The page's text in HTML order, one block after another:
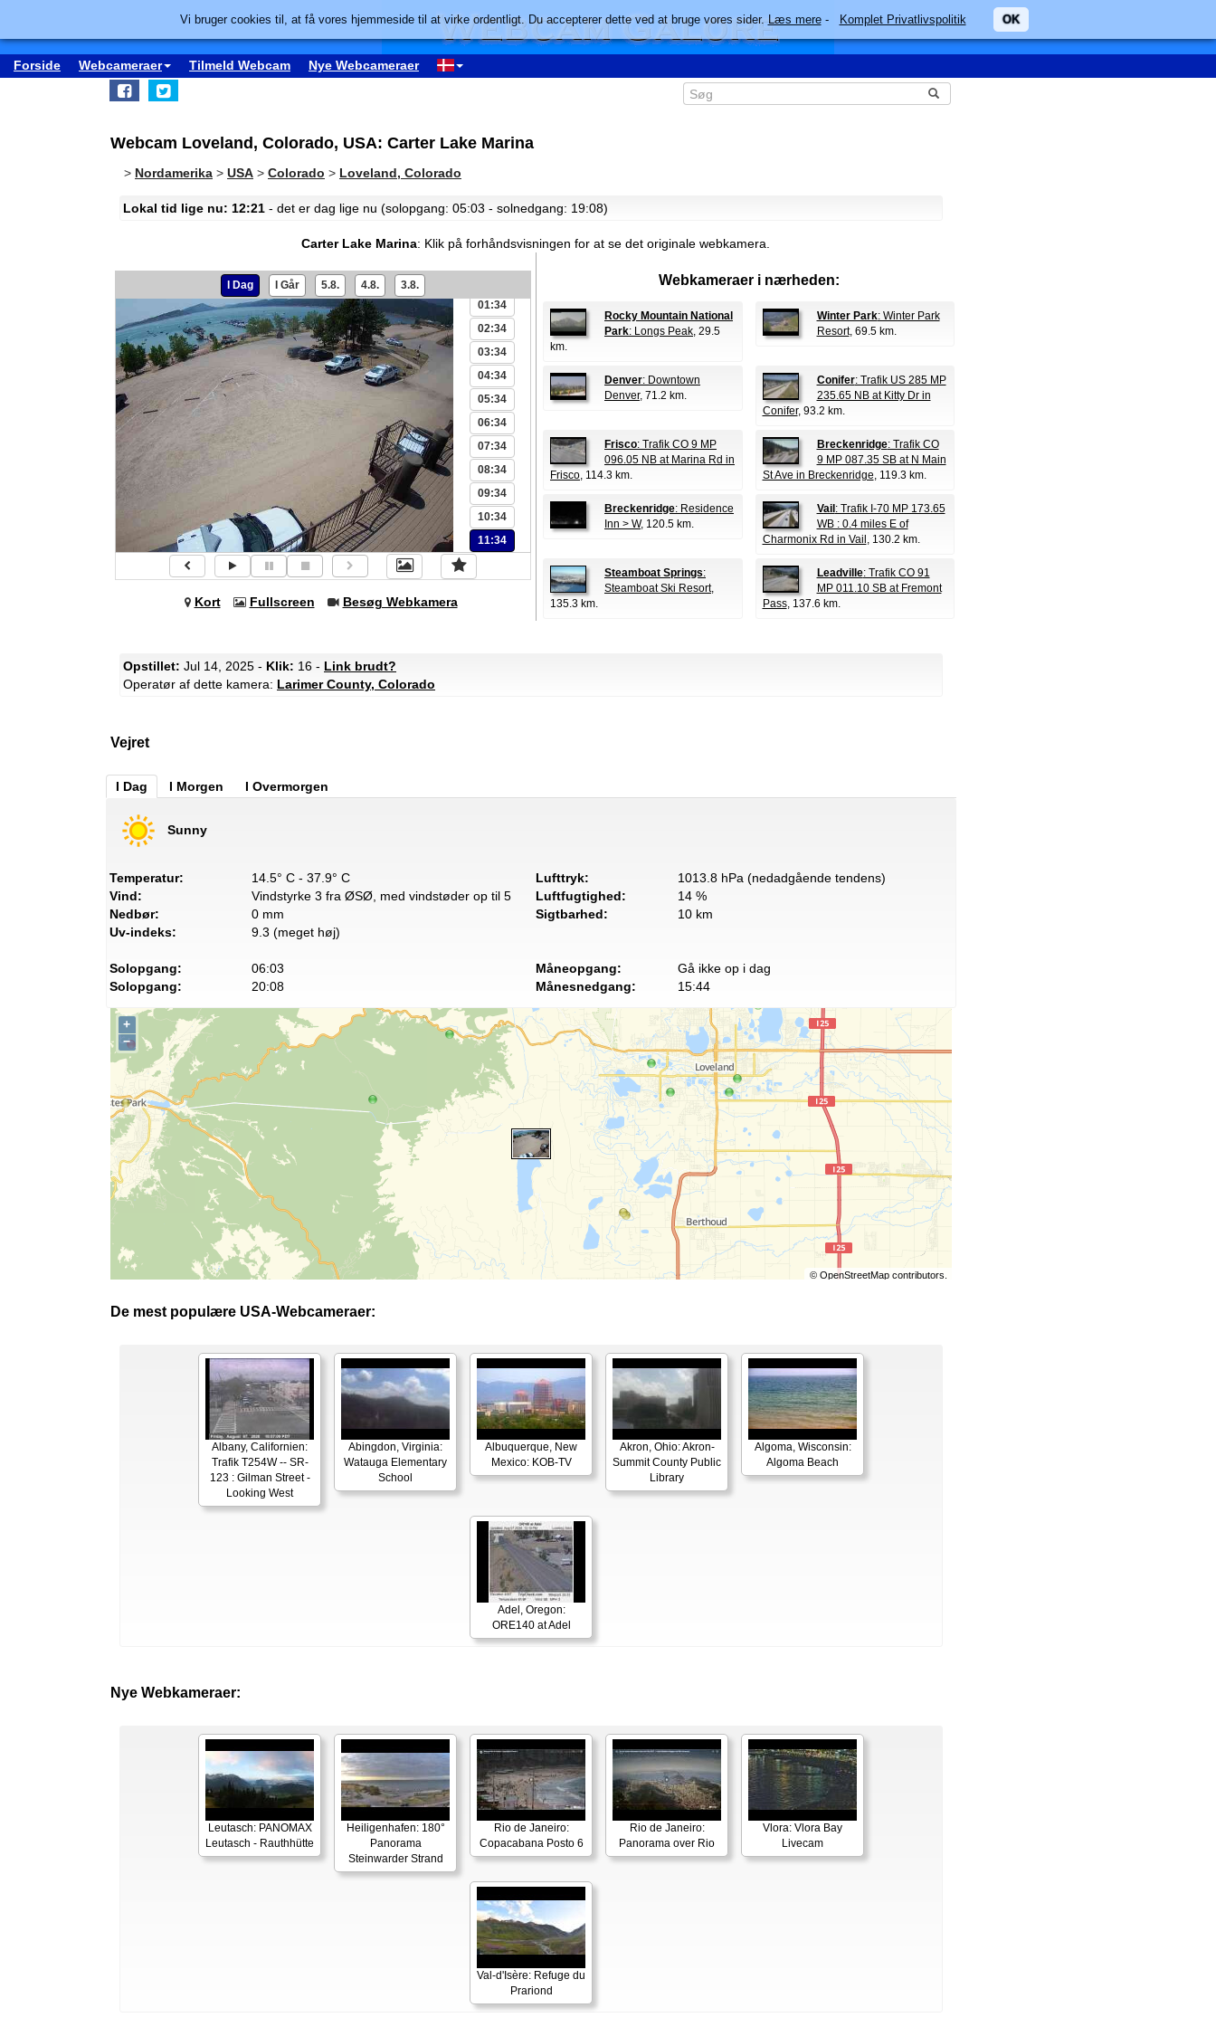
Forside Webcameraer Tilmeld Webcam Nye Webcameraer
Webcam Loveland, Colorado, USA: Carter Lake Marina
> Nordamerika > USA > Colorado > Loveland, Colorado
Lokal tid lige nu: 12:21 - det er dag lige nu (solopgang: 05:03 - solnedgang: 19:08)
Carter Lake Marina: Klik på forhåndsvisningen for at se det originale webkamera.
I Dag I Går 5.8. 4.8. 3.8.
01:34
02:34
03:34
04:34
05:34
06:34
07:34
08:34
09:34
10:34
11:34
Kort Fullscreen Besøg Webkamera
Webkameraer i nærheden:
Rocky Mountain National
Park: Longs Peak, 29.5
km.
Winter Park: Winter Park
Resort, 69.5 km.
Denver: Downtown
Denver, 71.2 km.
Conifer: Trafik US 285 MP
235.65 NB at Kitty Dr in
Conifer, 93.2 km.
Frisco: Trafik CO 9 MP
096.05 NB at Marina Rd in
Frisco, 114.3 km.
Breckenridge: Trafik CO
9 MP 087.35 SB at N Main
St Ave in Breckenridge, 119.3 km.
Breckenridge: Residence
Inn > W, 120.5 km.
Vail : Trafik I-70 MP 173.65
WB : 0.4 miles E of
Charmonix Rd in Vail , 130.2 km.
Steamboat Springs:
Steamboat Ski Resort,
135.3 km.
Leadville: Trafik CO 91
MP 011.10 SB at Fremont
Pass, 137.6 km.
Opstillet: Jul 14, 2025 - Klik: 16 - Link brudt?
Operatør af dette kamera: Larimer County, Colorado
Vejret
I Dag I Morgen I Overmorgen
Sunny
Temperatur:
14.5° C - 37.9° C
Vind:
Vindstyrke 3 fra ØSØ, med vindstøder op til 5
Nedbør:
0 mm
Uv-indeks:
9.3 (meget høj)
Lufttryk:
1013.8 hPa (nedadgående tendens)
Luftfugtighed:
14 %
Sigtbarhed:
10 km
Solopgang:
06:03
Solopgang:
20:08
Måneopgang:
Gå ikke op i dag
Månesnedgang:
15:44
+
−
© OpenStreetMapcontributors.
De mest populære USA-Webcameraer:
Albany, Californien:
Trafik T254W -- SR-
123 : Gilman Street -
Looking West
Abingdon, Virginia:
Watauga Elementary
School
Albuquerque, New
Mexico: KOB-TV
Akron, Ohio: Akron-
Summit County Public
Library
Algoma, Wisconsin:
Algoma Beach
Adel, Oregon:
ORE140 at Adel
Nye Webkameraer:
Leutasch: PANOMAX
Leutasch - Rauthhütte
Heiligenhafen: 180°
Panorama
Steinwarder Strand
Rio de Janeiro:
Copacabana Posto 6
Rio de Janeiro:
Panorama over Rio
Vlora: Vlora Bay
Livecam
Val-d'Isère: Refuge du
Prariond
Vi bruger cookies til, at få vores hjemmeside til at virke ordentligt. Du accepterer dette ved at bruge vores sider.Læs mere- Komplet Privatlivspolitik OK